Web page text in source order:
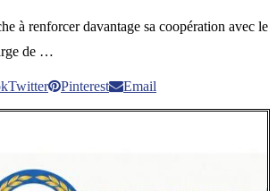
à renforcer davantage sa coopération avec le
de …
Twitter Pinterest Email